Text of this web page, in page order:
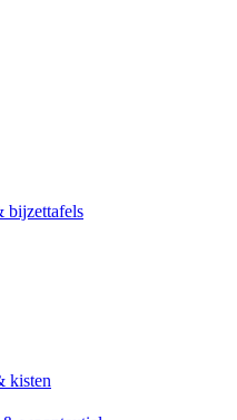
bijzettafels
kisten